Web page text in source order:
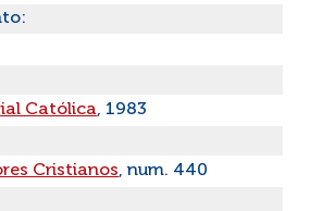
Católica, 1983
Cristianos, num. 440